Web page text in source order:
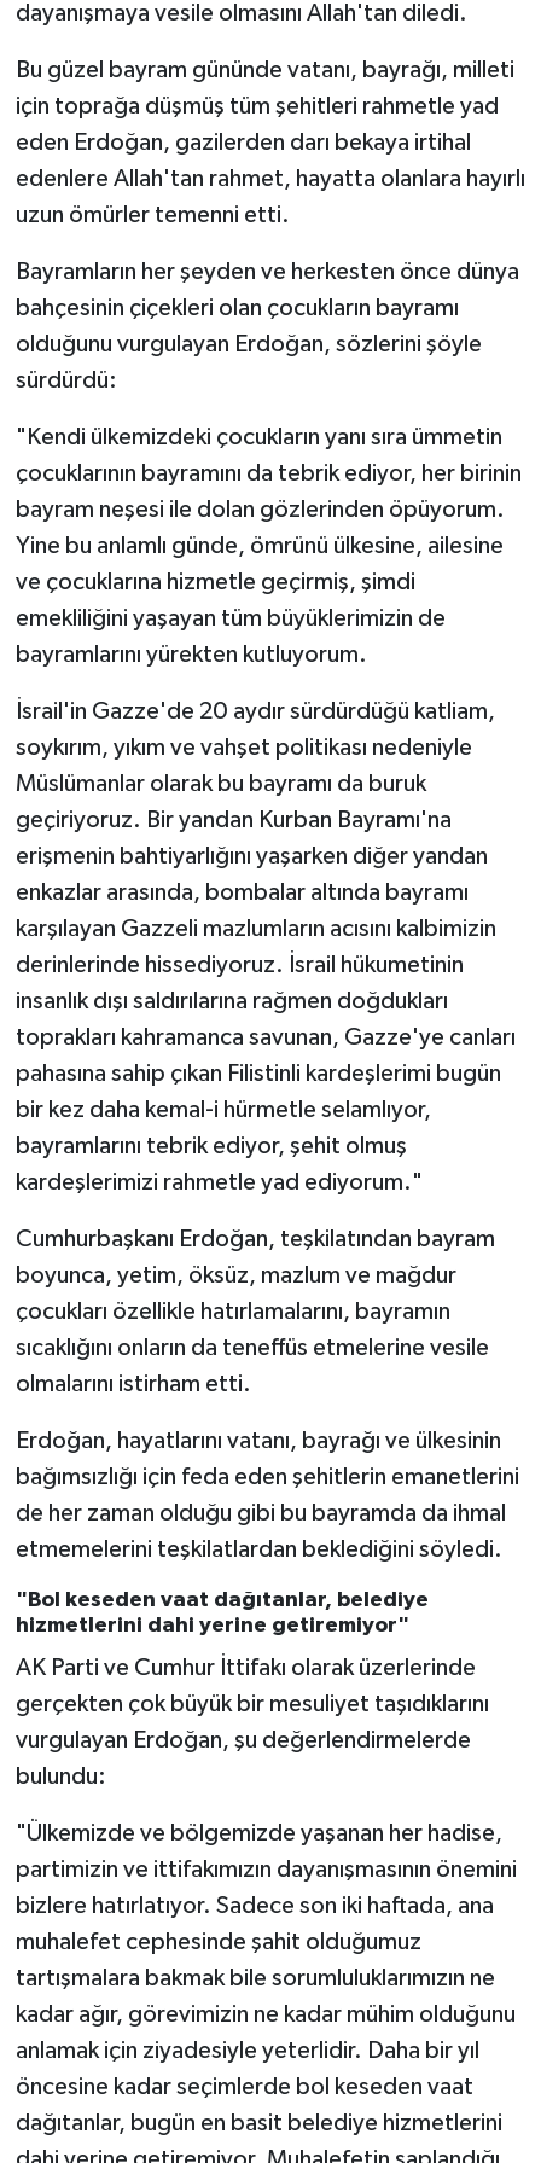
dayanışmaya vesile olmasını Allah'tan diledi.
Bu güzel bayram gününde vatanı, bayrağı, milleti
için toprağa düşmüş tüm şehitleri rahmetle yad
eden Erdoğan, gazilerden darı bekaya irtihal
edenlere Allah'tan rahmet, hayatta olanlara hayırlı
uzun ömürler temenni etti.
Bayramların her şeyden ve herkesten önce dünya
bahçesinin çiçekleri olan çocukların bayramı
olduğunu vurgulayan Erdoğan, sözlerini şöyle
sürdürdü:
"Kendi ülkemizdeki çocukların yanı sıra ümmetin
çocuklarının bayramını da tebrik ediyor, her birinin
bayram neşesi ile dolan gözlerinden öpüyorum.
Yine bu anlamlı günde, ömrünü ülkesine, ailesine
ve çocuklarına hizmetle geçirmiş, şimdi
emekliliğini yaşayan tüm büyüklerimizin de
bayramlarını yürekten kutluyorum.
İsrail'in Gazze'de 20 aydır sürdürdüğü katliam,
soykırım, yıkım ve vahşet politikası nedeniyle
Müslümanlar olarak bu bayramı da buruk
geçiriyoruz. Bir yandan Kurban Bayramı'na
erişmenin bahtiyarlığını yaşarken diğer yandan
enkazlar arasında, bombalar altında bayramı
karşılayan Gazzeli mazlumların acısını kalbimizin
derinlerinde hissediyoruz. İsrail hükumetinin
insanlık dışı saldırılarına rağmen doğdukları
toprakları kahramanca savunan, Gazze'ye canları
pahasına sahip çıkan Filistinli kardeşlerimi bugün
bir kez daha kemal-i hürmetle selamlıyor,
bayramlarını tebrik ediyor, şehit olmuş
kardeşlerimizi rahmetle yad ediyorum."
Cumhurbaşkanı Erdoğan, teşkilatından bayram
boyunca, yetim, öksüz, mazlum ve mağdur
çocukları özellikle hatırlamalarını, bayramın
sıcaklığını onların da teneffüs etmelerine vesile
olmalarını istirham etti.
Erdoğan, hayatlarını vatanı, bayrağı ve ülkesinin
bağımsızlığı için feda eden şehitlerin emanetlerini
de her zaman olduğu gibi bu bayramda da ihmal
etmemelerini teşkilatlardan beklediğini söyledi.
"Bol keseden vaat dağıtanlar, belediye
hizmetlerini dahi yerine getiremiyor"
AK Parti ve Cumhur İttifakı olarak üzerlerinde
gerçekten çok büyük bir mesuliyet taşıdıklarını
vurgulayan Erdoğan, şu değerlendirmelerde
bulundu:
"Ülkemizde ve bölgemizde yaşanan her hadise,
partimizin ve ittifakımızın dayanışmasının önemini
bizlere hatırlatıyor. Sadece son iki haftada, ana
muhalefet cephesinde şahit olduğumuz
tartışmalara bakmak bile sorumluluklarımızın ne
kadar ağır, görevimizin ne kadar mühim olduğunu
anlamak için ziyadesiyle yeterlidir. Daha bir yıl
öncesine kadar seçimlerde bol keseden vaat
dağıtanlar, bugün en basit belediye hizmetlerini
Yaşam
KAHRAMANMARAŞ